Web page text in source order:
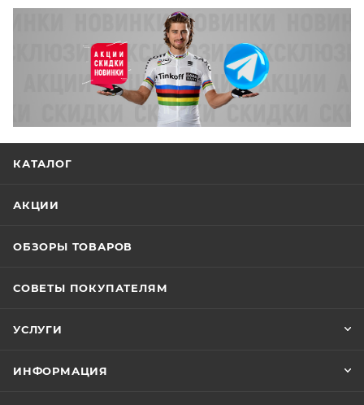
КАТАЛОГ
АКЦИИ
ОБЗОРЫ ТОВАРОВ
СОВЕТЫ ПОКУПАТЕЛЯМ
УСЛУГИ
ИНФОРМАЦИЯ